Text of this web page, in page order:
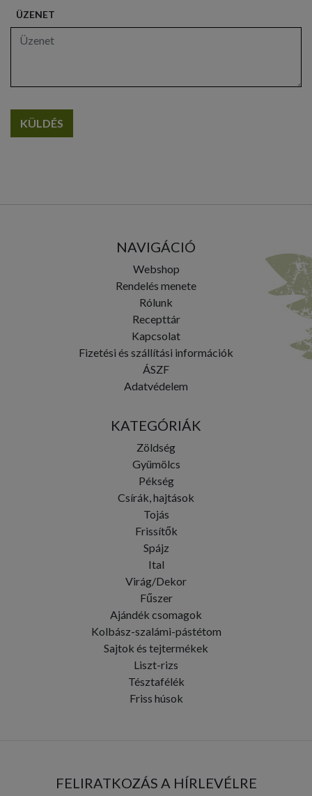
ÜZENET
KÜLDÉS
NAVIGÁCIÓ
Webshop
Rendelés menete
Rólunk
Recepttár
Kapcsolat
Fizetési és szállítási információk
ÁSZF
Adatvédelem
KATEGÓRIÁK
Zöldség
Gyümölcs
Pékség
Csírák, hajtások
Tojás
Frissítők
Spájz
Ital
Virág/Dekor
Fűszer
Ajándék csomagok
Kolbász-szalámi-pástétom
Sajtok és tejtermékek
Liszt-rizs
Tésztafélék
Friss húsok
FELIRATKOZÁS A HÍRLEVÉLRE